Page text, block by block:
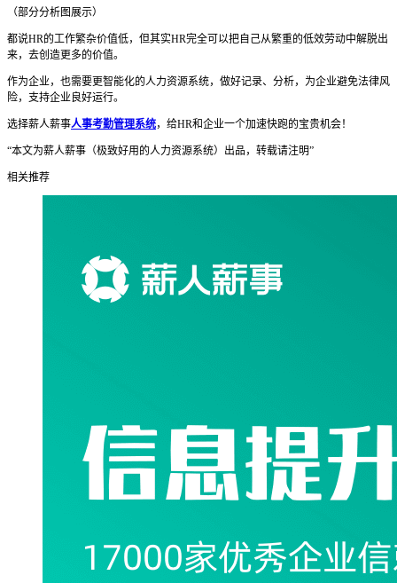
（部分分析图展示）
都说HR的工作繁杂价值低，但其实HR完全可以把自己从繁重的低效劳动中解脱出
来，去创造更多的价值。
作为企业，也需要更智能化的人力资源系统，做好记录、分析，为企业避免法律风
险，支持企业良好运行。
选择薪人薪事人事考勤管理系统，给HR和企业一个加速快跑的宝贵机会！
“本文为薪人薪事（极致好用的人力资源系统）出品，转载请注明”
相关推荐